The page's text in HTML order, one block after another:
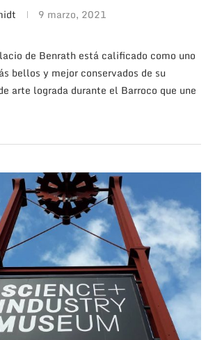
9 marzo, 2021
de Benrath está calificado como uno
bellos y mejor conservados de su
arte lograda durante el Barroco que une